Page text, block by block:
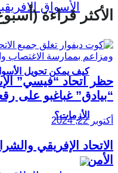
كيف يمكن تحويل
الأزمات؟
الأكثر قراءة
حظر اتحاد “فيسي”
“بيادق” غباغبو على
أكتوبر 22, 2024
الاتحاد الإفريقي
الأمن